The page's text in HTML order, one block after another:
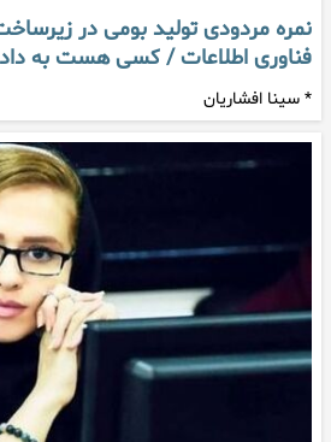
نمره مردودی تولید بومی در
فناوری اطلاعات / کسی هست به
* سینا افشاریان